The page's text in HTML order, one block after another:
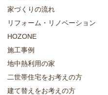
家づくりの流れ
リフォーム・リノベーション
HOZONE
施工事例
地中熱利用の家
二世帯住宅をお考えの方
建て替えをお考えの方